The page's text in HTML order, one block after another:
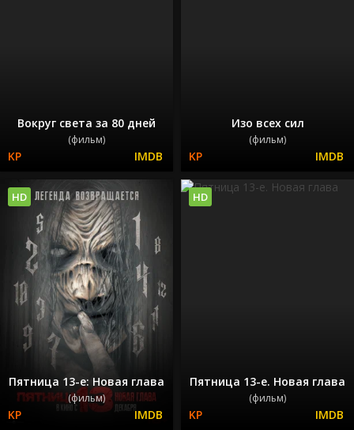
Вокруг света за 80 дней
(фильм)
Изо всех сил
(фильм)
Пятница 13-е: Новая глава
(фильм)
HD
Пятница 13-е. Новая глава
(фильм)
HD